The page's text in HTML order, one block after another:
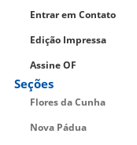
Entrar em Contato
Edição Impressa
Assine OF
Seções
Flores da Cunha
Nova Pádua